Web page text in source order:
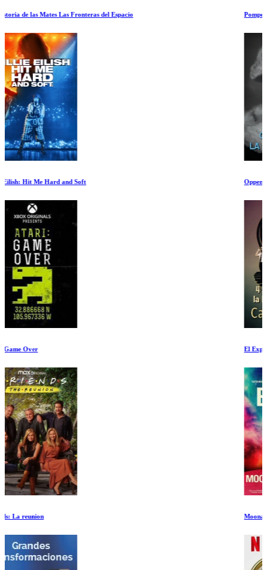
Pompeya antes del desastre con Tom Hiddleston
Oppenheimer y la bomba atómica
El Experimento de la Prision de Stanford
Moonage Daydream